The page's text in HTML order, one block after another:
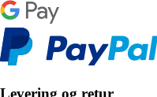
Levering og retur